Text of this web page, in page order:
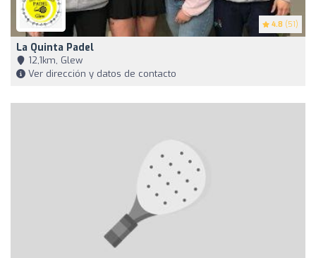
4.8 (51)
La Quinta Padel
12,1km, Glew
Ver dirección y datos de contacto